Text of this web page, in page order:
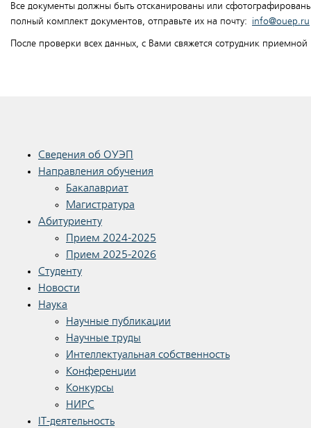
Все документы должны быть отсканированы или
полный комплект документов, отправьте их на почту: info@ouep.ru
После проверки всех данных, с Вами свяжется сотрудник
Сведения об ОУЭП
Направления обучения
Бакалавриат
Магистратура
Абитуриенту
Прием 2024-2025
Прием 2025-2026
Студенту
Новости
Наука
Научные публикации
Научные труды
Интеллектуальная собственность
Конференции
Конкурсы
НИРС
IT-деятельность